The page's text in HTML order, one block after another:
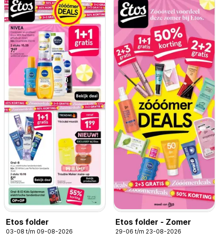
Etos folder
03-08 t/m 09-08-2026
Etos folder - Zomer
29-06 t/m 23-08-2026